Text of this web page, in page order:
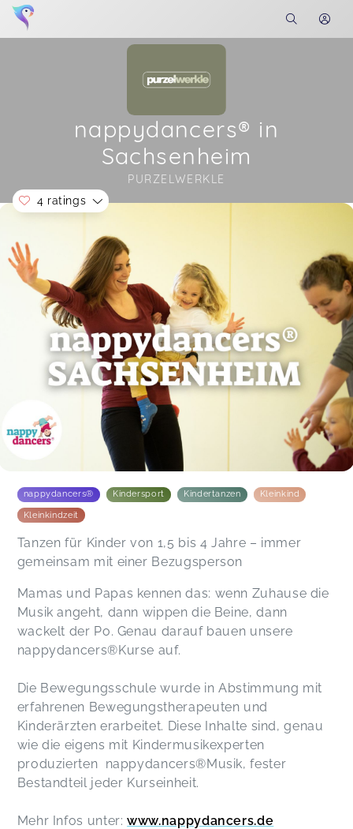
nappydancers® in
Sachsenheim
PURZELWERKLE
Soon you will learn more about me here...
4 ratings
Oct 24
Alles super! Macht echt Spaß
Corina, Jul 17
Unserer Tochter (2 Jahre) hat der Kurs sehr gut
gefallen. Sie mochte die Lieder und hat durch die
Kursstunden wieder einiges dazugelernt
(motorisch & sprachlich)
Lisa,Jun 04
nappydancers® Kindersport Kindertanzen Kleinkind
Kleinkindzeit
Tanzen für Kinder von 1,5 bis 4 Jahre – immer
gemeinsam mit einer Bezugsperson
Mamas und Papas kennen das: wenn Zuhause die
Musik angeht, dann wippen die Beine, dann
wackelt der Po. Genau darauf bauen unsere
nappydancers®Kurse auf.
Die Bewegungsschule wurde in Abstimmung mit
erfahrenen Bewegungstherapeuten und
Kinderärzten erarbeitet. Diese Inhalte sind, genau
wie die eigens mit Kindermusikexperten
produzierten nappydancers®Musik, fester
Bestandteil jeder Kurseinheit.
Mehr Infos unter:www.nappydancers.de